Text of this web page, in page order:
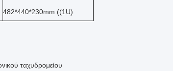
482*440*230mm ((1U)
ταχυδρομείου